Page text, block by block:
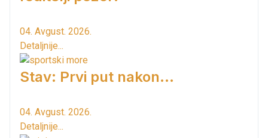
04. Avgust. 2026.
Detaljnije...
Stav: Prvi put nakon…
04. Avgust. 2026.
Detaljnije...